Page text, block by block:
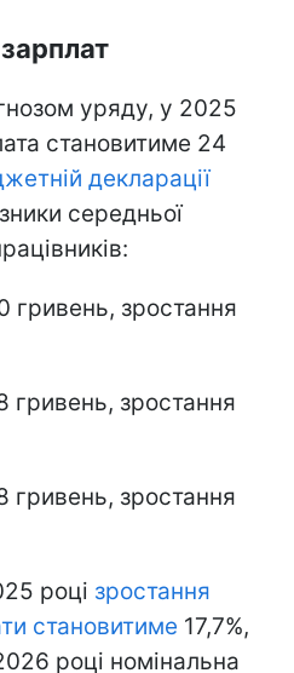
уряду, у 2025
становитиме 24
декларації
середньої
гривень, зростання
гривень, зростання
гривень, зростання
році зростання
становитиме 17,7%,
році номінальна